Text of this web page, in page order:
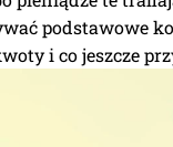
podstawowe
i co jeszcze